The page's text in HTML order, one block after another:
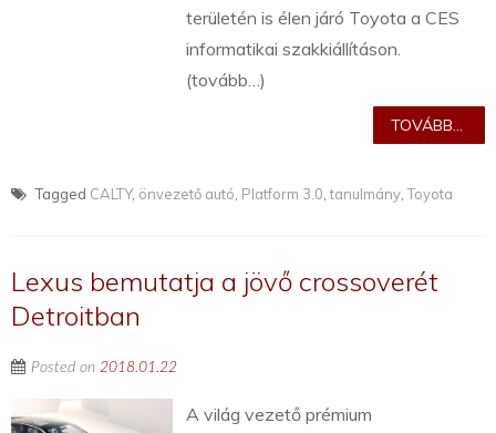
területén is élen járó Toyota a CES
informatikai szakkiállításon.
(tovább…)
TOVÁBB...
Tagged CALTY, önvezető autó Platform 3.0 ,tanulmány ,Toyota
Lexus bemutatja a jövő crossoverét
Detroitban
Posted on 2018.01.22
A világ vezető prémium